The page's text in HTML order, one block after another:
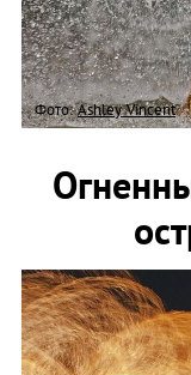
Фото:Аshley Vincent